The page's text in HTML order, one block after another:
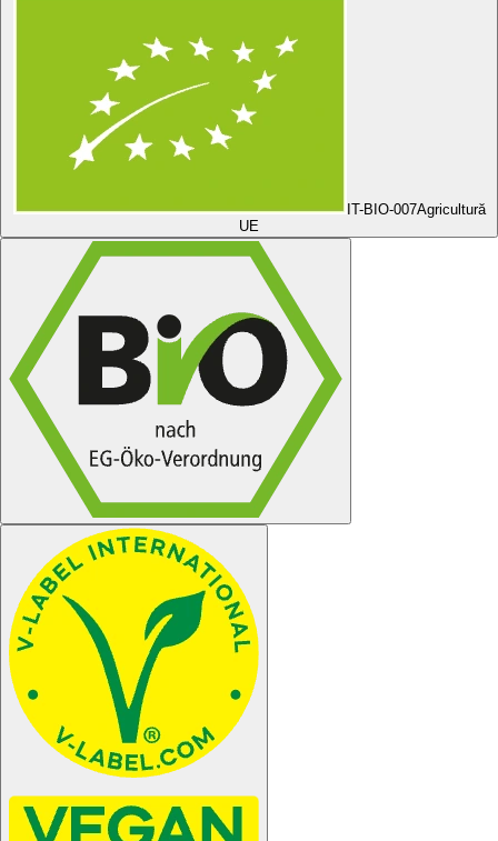
IT-BIO-007Agricultură
UE